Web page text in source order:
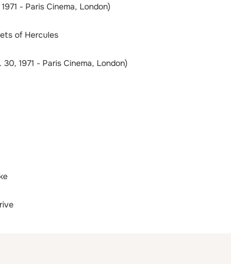
- Paris Cinema, London)
of Hercules
1971 - Paris Cinema, London)